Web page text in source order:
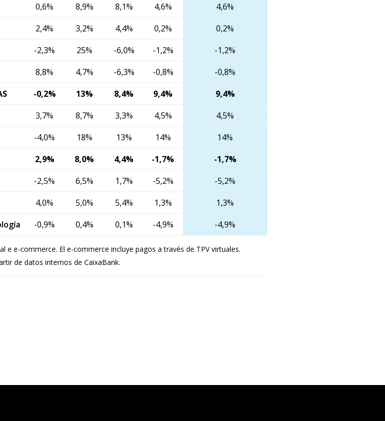
0,6% 8,9% 8,1% 4,6%
4,6%
2,4% 3,2% 4,4% 0,2%
0,2%
-2,3% 25% -6,0% -1,2%
-1,2%
8,8% 4,7% -6,3% -0,8%
-0,8%
-0,2% 13% 8,4% 9,4%
9,4%
3,7% 8,7% 3,3% 4,5%
4,5%
-4,0% 18% 13% 14%
14%
2,9% 8,0% 4,4% -1,7%
-1,7%
-2,5% 6,5% 1,7% -5,2%
-5,2%
4,0% 5,0% 5,4% 1,3%
1,3%
-0,9% 0,4% 0,1% -4,9% -4,9%
e e-commerce. El e-commerce incluye pagos a través de TPV virtuales.
de datos internos de CaixaBank.